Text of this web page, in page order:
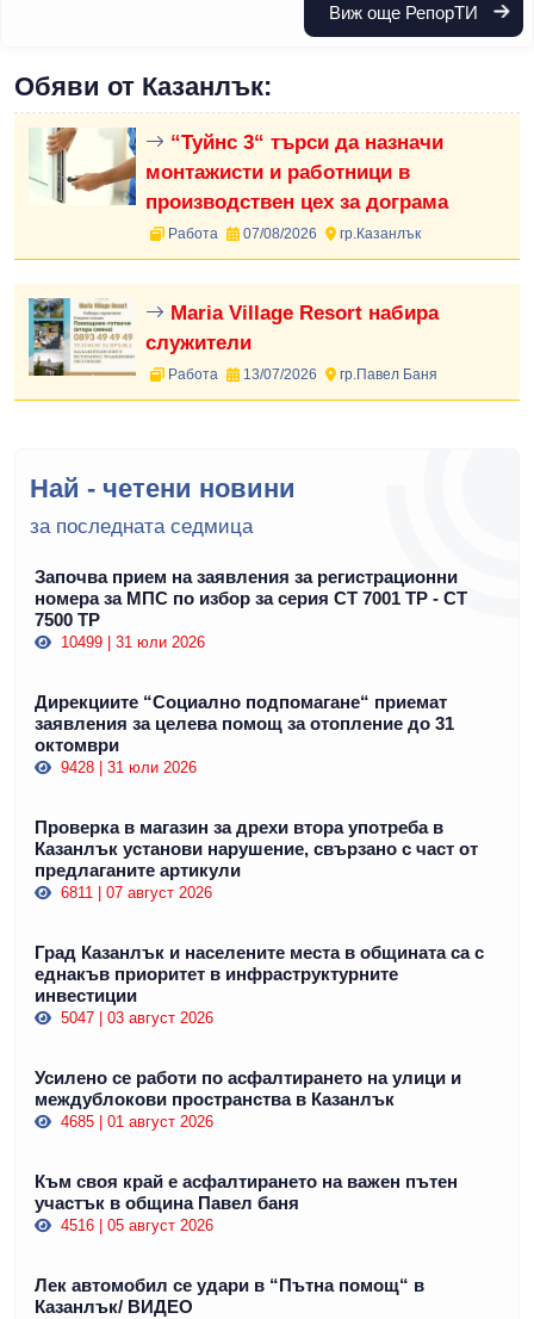
Виж още РепорТИ
Обяви от Казанлък:
“Туйнс 3“ търси да назначи
монтажисти и работници в
производствен цех за дограма
Работа 07/08/2026 гр.Казанлък
Maria Village Resort набира
служители
Работа 13/07/2026 гр.Павел Баня
Най - четени новини
за последната седмица
Започва прием на заявления за регистрационни
номера за МПС по избор за серия СТ 7001 ТР - СТ
7500 ТР
10499 | 31 юли 2026
Дирекциите “Социално подпомагане“ приемат
заявления за целева помощ за отопление до 31
октомври
9428 | 31 юли 2026
Проверка в магазин за дрехи втора употреба в
Казанлък установи нарушение, свързано с част от
предлаганите артикули
6811 | 07 август 2026
Град Казанлък и населените места в общината са с
еднакъв приоритет в инфраструктурните
инвестиции
5047 | 03 август 2026
Усилено се работи по асфалтирането на улици и
междублокови пространства в Казанлък
4685 | 01 август 2026
Към своя край е асфалтирането на важен пътен
участък в община Павел баня
4516 | 05 август 2026
Лек автомобил се удари в “Пътна помощ“ в
Казанлък/ ВИДЕО